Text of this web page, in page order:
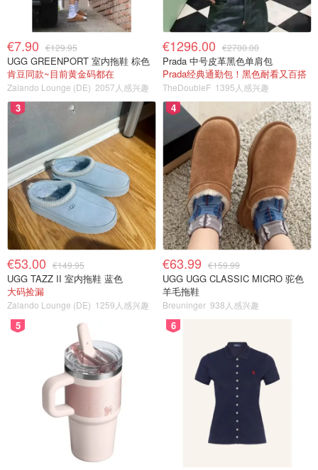
€7.90 €129.95
UGG GREENPORT 室内拖鞋 棕色
肯豆同款~目前黄金码都在
Zalando Lounge (DE) 2057人感兴趣
€1296.00 €2700.00
Prada 中号皮革黑色单肩包
Prada经典通勤包！黑色耐看又百搭
TheDoubleF 1395人感兴趣
3
€53.00 €149.95
UGG TAZZ II 室内拖鞋 蓝色
大码捡漏
Zalando Lounge (DE) 1259人感兴趣
4
€63.99 €159.99
UGG UGG CLASSIC MICRO 驼色
羊毛拖鞋
Breuninger 938人感兴趣
5 6